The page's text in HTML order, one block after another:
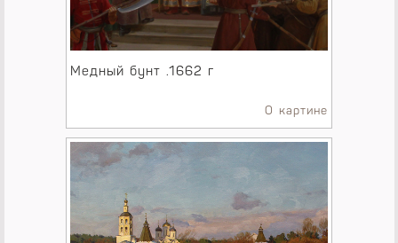
Медный бунт .1662 г
О картине